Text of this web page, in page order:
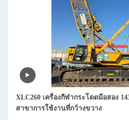
XLC260 เครื่องกีฬากระโดดมือสอง
สาขาการใช้งานที่กว้างขวาง